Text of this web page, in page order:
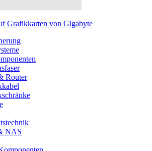
Grafikkarten von Gigabyte
Router
NAS